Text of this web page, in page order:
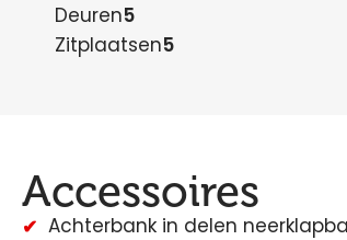
Deuren5
Zitplaatsen5
Accessoires
Achterbank in delen